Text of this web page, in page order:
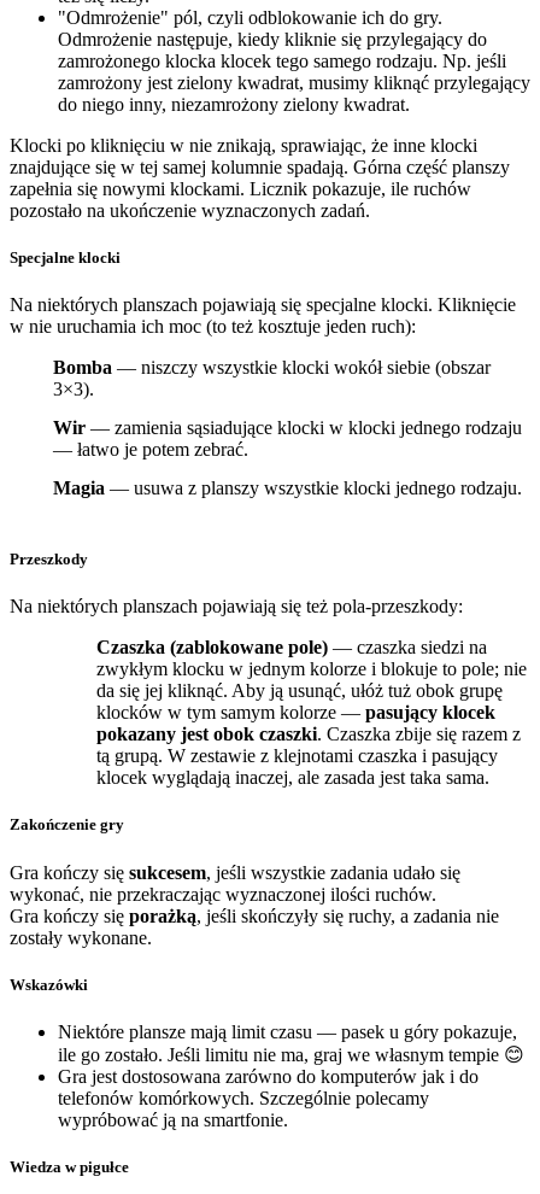
"Odmrożenie" pól, czyli odblokowanie ich do gry.
Odmrożenie następuje, kiedy kliknie się przylegający do
zamrożonego klocka klocek tego samego rodzaju. Np. jeśli
zamrożony jest zielony kwadrat, musimy kliknąć przylegający
do niego inny, niezamrożony zielony kwadrat.
Klocki po kliknięciu w nie znikają, sprawiając, że inne klocki
znajdujące się w tej samej kolumnie spadają. Górna część planszy
zapełnia się nowymi klockami. Licznik pokazuje, ile ruchów
pozostało na ukończenie wyznaczonych zadań.
Specjalne klocki
Na niektórych planszach pojawiają się specjalne klocki. Kliknięcie
w nie uruchamia ich moc (to też kosztuje jeden ruch):
Bomba — niszczy wszystkie klocki wokół siebie (obszar
3×3).
Wir — zamienia sąsiadujące klocki w klocki jednego rodzaju
— łatwo je potem zebrać.
Magia — usuwa z planszy wszystkie klocki jednego rodzaju.
Przeszkody
Na niektórych planszach pojawiają się też pola-przeszkody:
Czaszka (zablokowane pole) — czaszka siedzi na
zwykłym klocku w jednym kolorze i blokuje to pole; nie
da się jej kliknąć. Aby ją usunąć, ułóż tuż obok grupę
klocków w tym samym kolorze — pasujący klocek
pokazany jest obok czaszki. Czaszka zbije się razem z
tą grupą. W zestawie z klejnotami czaszka i pasujący
klocek wyglądają inaczej, ale zasada jest taka sama.
Zakończenie gry
Gra kończy się sukcesem, jeśli wszystkie zadania udało się
wykonać, nie przekraczając wyznaczonej ilości ruchów.
Gra kończy się porażką, jeśli skończyły się ruchy, a zadania nie
zostały wykonane.
Wskazówki
Niektóre plansze mają limit czasu — pasek u góry pokazuje,
ile go zostało. Jeśli limitu nie ma, graj we własnym tempie 😊
Gra jest dostosowana zarówno do komputerów jak i do
telefonów komórkowych. Szczególnie polecamy
wypróbować ją na smartfonie.
Wiedza w pigułce